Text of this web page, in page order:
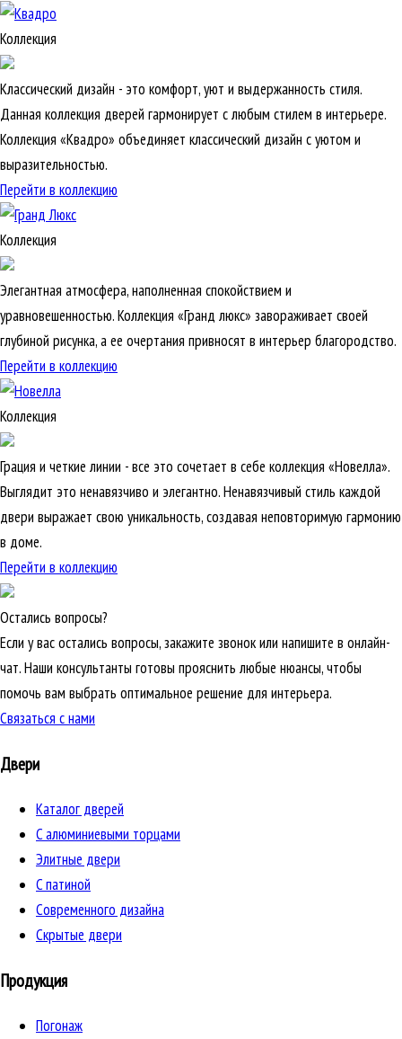
Коллекция
Классический дизайн - это комфорт, уют и выдержанность стиля.
Данная коллекция дверей гармонирует с любым стилем в интерьере.
Коллекция «Квадро» объединяет классический дизайн с уютом и
выразительностью.
Перейти в коллекцию
Коллекция
Элегантная атмосфера, наполненная спокойствием и
уравновешенностью. Коллекция «Гранд люкс» завораживает своей
глубиной рисунка, а ее очертания привносят в интерьер благородство.
Перейти в коллекцию
Коллекция
Грация и четкие линии - все это сочетает в себе коллекция «Новелла».
Выглядит это ненавязчиво и элегантно. Ненавязчивый стиль каждой
двери выражает свою уникальность, создавая неповторимую гармонию
в доме.
Перейти в коллекцию
Остались вопросы?
Если у вас остались вопросы, закажите звонок или напишите в онлайн-
чат. Наши консультанты готовы прояснить любые нюансы, чтобы
помочь вам выбрать оптимальное решение для интерьера.
Связаться с нами
Двери
Каталог дверей
C алюминиевыми торцами
Элитные двери
C патиной
Cовременного дизайна
Скрытые двери
Продукция
Погонаж